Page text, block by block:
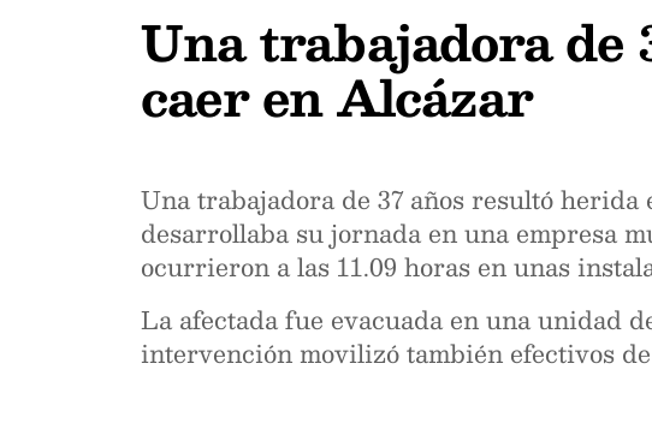
Una trabajadora de
caer en Alcázar
Una trabajadora de 37 años resultó herida
desarrollaba su jornada en una empresa
ocurrieron a las 11.09 horas en unas
La afectada fue evacuada en una
intervención movilizó también efectivos